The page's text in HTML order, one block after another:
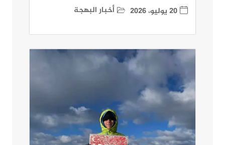
20 يوليو، 2026 أخبار البهجة